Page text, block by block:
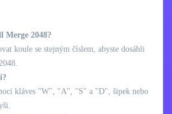
2048?
koule se stejným číslem, abyste dosáhli
kláves "W", "A", "S" a "D", šipek nebo